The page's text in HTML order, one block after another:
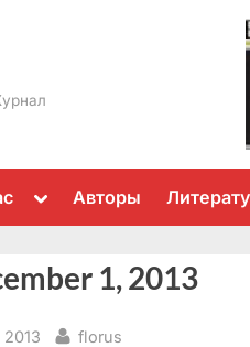
Toggle
menu
Авторы
1, 2013
2013 By
florus